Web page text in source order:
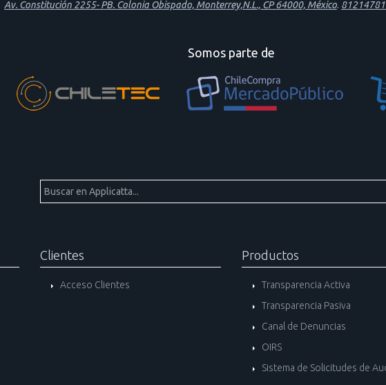
Av. Constitución 2255- PB. Colonia Obispado, Monterrey,N.L., CP 64000, México.
Somos parte de
Clientes
Acceso Clientes
Productos
Transparencia Activa
Transparencia Pasiva
Canal de Denuncias
OIRS
Sistema de Solicitudes de